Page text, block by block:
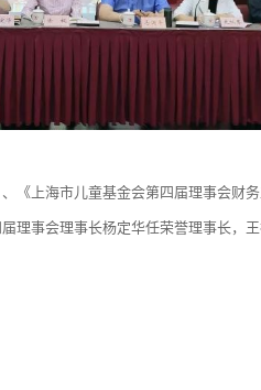
《上海市儿童基金会第四届理事会财
理事会理事长杨定华任荣誉理事长，